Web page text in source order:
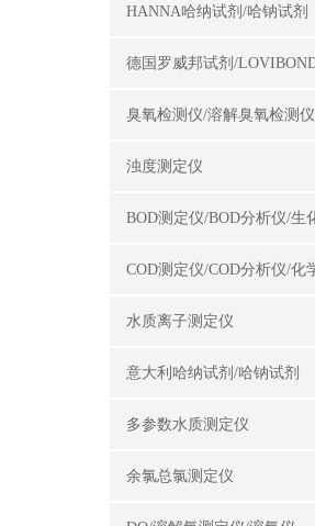
HANNA哈纳试剂/哈钠试剂
臭氧检测仪/溶解臭氧检测仪
浊度测定仪
水质离子测定仪
意大利哈纳试剂/哈钠试剂
多参数水质测定仪
余氯总氯测定仪